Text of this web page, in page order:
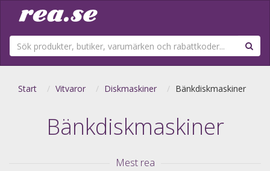
Start Vitvaror Diskmaskiner Bänkdiskmaskiner
Bänkdiskmaskiner
Mest rea